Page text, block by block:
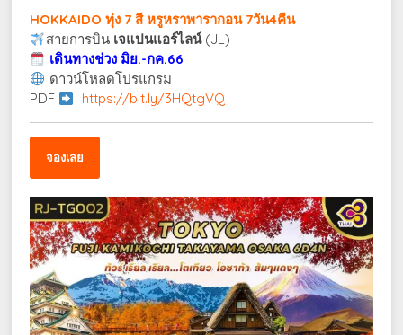
HOKKAIDO ทุ่ง 7 สี หรูหราพารากอน 7วัน4คืน
สายการบิน เจแปนแอร์ไลน์(JL)
เดินทางช่วง มิย.-กค.66
ดาวน์โหลดโปรแกรม
PDF
https://bit.ly/3HQtgVQ
จองเลย